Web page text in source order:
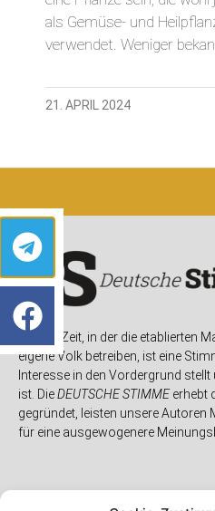
als Gemüse- und
verwendet. Weniger
21. APRIL 2024
In einer Zeit, in der die etablierten
eigene Volk betreiben, ist eine
Interesse in den Vordergrund
ist. DieDEUTSCHE STIMMEerhebt
gegründet, leisten unsere Autoren
für eine ausgewogenere